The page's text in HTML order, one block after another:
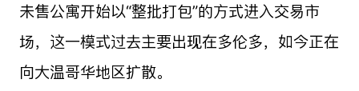
未售公寓开始以“整批打包”的方式进入交易市
场，这一模式过去主要出现在多伦多，如今正在
向大温哥华地区扩散。